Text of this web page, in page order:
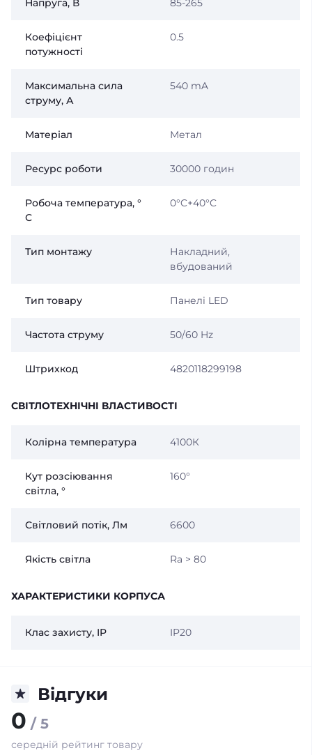
Коефіцієнт
потужності
0.5
Максимальна сила
струму, А
540 mA
Матеріал Метал
Ресурс роботи 30000 годин
Робоча температура, °
С
0°C+40°C
Тип монтажу
Накладний,
вбудований
Тип товару Панелі LED
Частота струму 50/60 Hz
Штрихкод 4820118299198
СВІТЛОТЕХНІЧНІ ВЛАСТИВОСТІ
Колірна температура 4100К
Кут розсіювання
світла, °
160°
Світловий потік, Лм 6600
Якість світла Ra > 80
ХАРАКТЕРИСТИКИ КОРПУСА
Клас захисту, IP IP20
Відгуки
0 / 5
середній рейтинг товару